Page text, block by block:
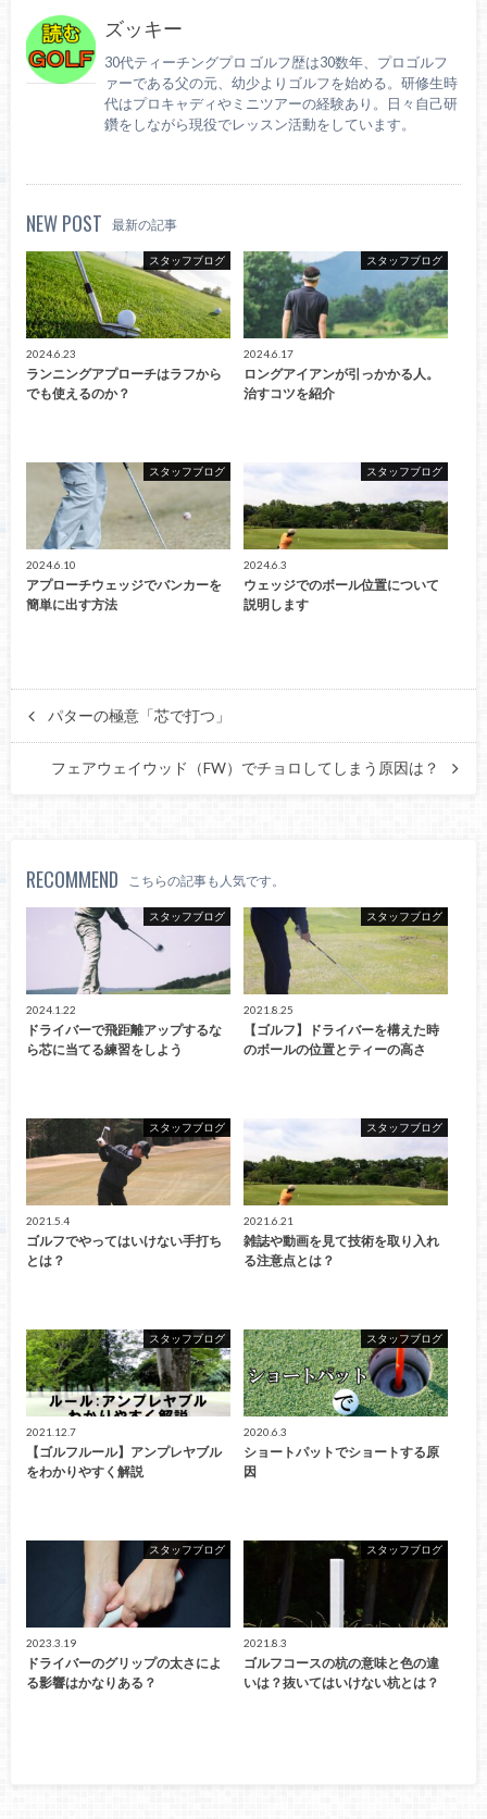
ズッキー
30代ティーチングプロ ゴルフ歴は30数年、プロゴルフ
ァーである父の元、幼少よりゴルフを始める。研修生時
代はプロキャディやミニツアーの経験あり。日々自己研
鑽をしながら現役でレッスン活動をしています。
NEW POST 最新の記事
スタッフブログ
2024.6.23
ランニングアプローチはラフから
でも使えるのか？
スタッフブログ
2024.6.17
ロングアイアンが引っかかる人。
治すコツを紹介
スタッフブログ
2024.6.10
アプローチウェッジでバンカーを
簡単に出す方法
スタッフブログ
2024.6.3
ウェッジでのボール位置について
説明します
パターの極意「芯で打つ」
フェアウェイウッド（FW）でチョロしてしまう原因は？
RECOMMEND こちらの記事も人気です。
スタッフブログ
2024.1.22
ドライバーで飛距離アップするな
ら芯に当てる練習をしよう
スタッフブログ
2021.8.25
【ゴルフ】ドライバーを構えた時
のボールの位置とティーの高さ
スタッフブログ
2021.5.4
ゴルフでやってはいけない手打ち
とは？
スタッフブログ
2021.6.21
雑誌や動画を見て技術を取り入れ
る注意点とは？
スタッフブログ
2021.12.7
【ゴルフルール】アンプレヤブル
をわかりやすく解説
スタッフブログ
2020.6.3
ショートパットでショートする原
因
スタッフブログ
2023.3.19
ドライバーのグリップの太さによ
る影響はかなりある？
スタッフブログ
2021.8.3
ゴルフコースの杭の意味と色の違
いは？抜いてはいけない杭とは？